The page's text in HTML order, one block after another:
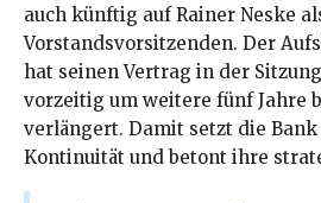
auch künftig auf Rainer Neske
Vorstandsvorsitzenden. Der
hat seinen Vertrag in der Sitzung
vorzeitig um weitere fünf Jahre
verlängert. Damit setzt die
Kontinuität und betont ihre